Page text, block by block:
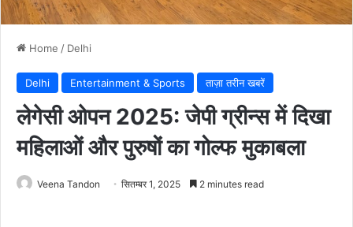
Home / Delhi
Delhi Entertainment & Sports ताज़ा तरीन खबरें
लेगेसी ओपन 2025: जेपी ग्रीन्स में दिखा
महिलाओं और पुरुषों का गोल्फ मुकाबला
Veena Tandon सितम्बर 1, 2025 2 minutes read